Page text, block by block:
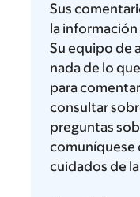
Sus
la
Su equipo de
nada de lo
para
consultar
preguntas
comuníquese
cuidados de